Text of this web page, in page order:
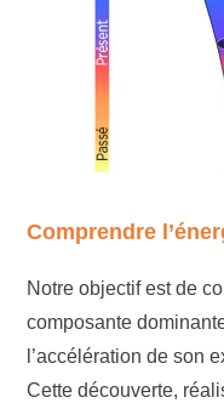
Comprendre
Notre objectif est de
composante
l’accélération de son
Cette découverte,